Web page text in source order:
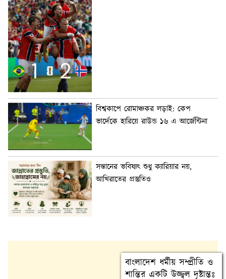
বিশ্বকাপে রোমাঞ্চকর লড়াই: কেপ
ভার্দেকে হারিয়ে রাউন্ড ১৬ এ আর্জেন্টিনা
সন্তানের ভবিষ্যৎ শুধু ক্যারিয়ার নয়,
আখিরাতের প্রস্তুতিও
বাংলাদেশ ধর্মীয় সম্প্রীতি ও
শান্তির একটি উজ্জ্বল দৃষ্টান্তঃ